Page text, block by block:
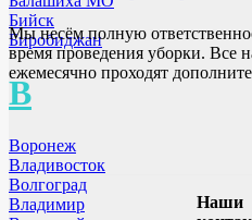
Бийск
Биробиджан
В
Воронеж
Владивосток
Волгоград
Владимир
Мы несём полную
время проведения уборки. Все
ежемесячно проходят
Наши